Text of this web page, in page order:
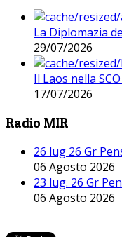
La Diplomazia
29/07/2026
Il Laos nella
17/07/2026
Radio MIR
26 lug 26 Gr
06 Agosto 2026
23 lug. 26 Gr
06 Agosto 2026